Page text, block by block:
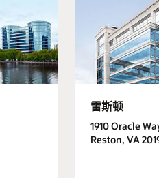
雷斯顿
1910 Oracle
Reston, VA